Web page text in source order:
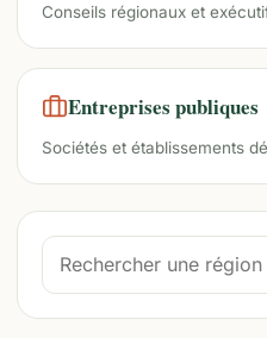
Conseils régionaux et
Entreprises publiques
Sociétés et établissements